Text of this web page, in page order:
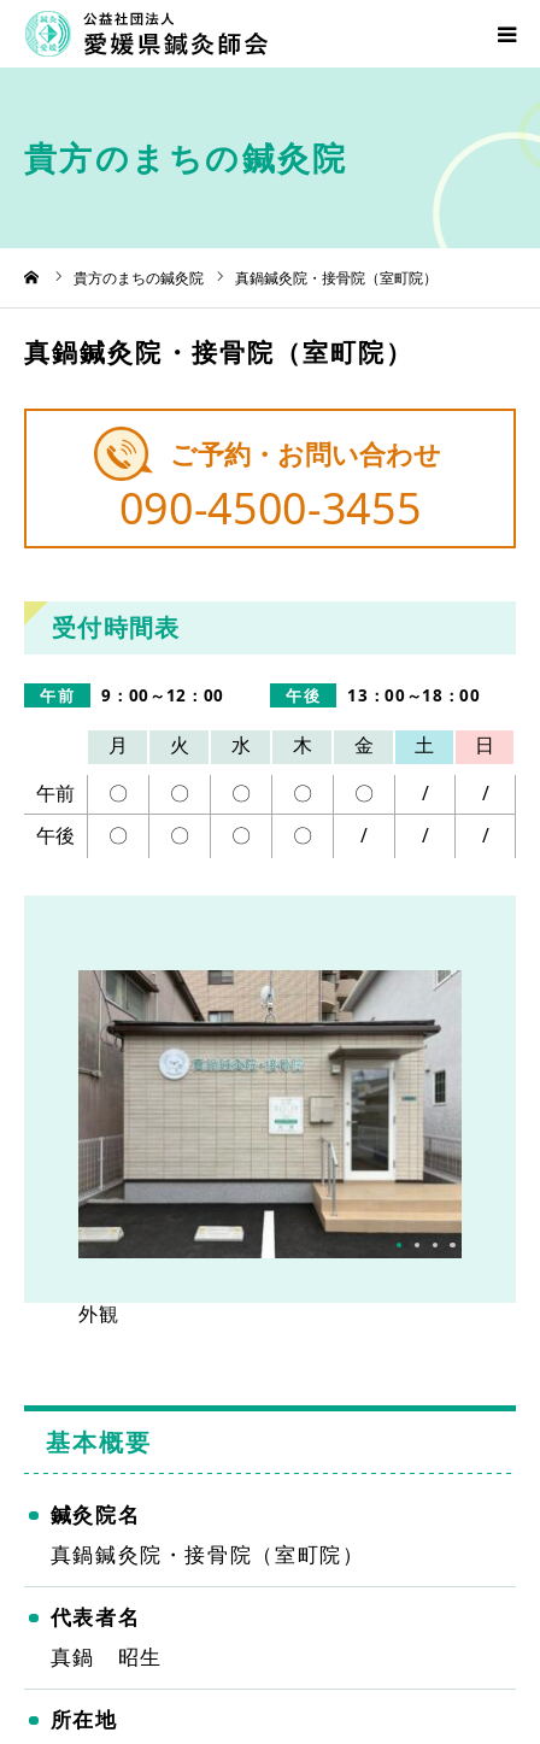
貴方のまちの鍼灸院
貴方のまちの鍼灸院 真鍋鍼灸院・接骨院（室町院）
真鍋鍼灸院・接骨院（室町院）
ご予約・お問い合わせ
090-4500-3455
受付時間表
午前 9：00～12：00 午後 13：00～18：00
月 火 水 木 金 土
日
午前
〇 〇 〇 〇 〇 /
/
午後
〇 〇 〇 〇 / / /
外観
内観1
内観2
内観3
基本概要
鍼灸院名
真鍋鍼灸院・接骨院（室町院）
代表者名
真鍋 昭生
所在地
鍼灸について
行事・研修会のご案内
お問い合わせ